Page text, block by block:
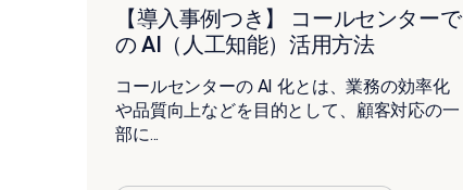
【導入事例つき】 コールセンターで
の AI（人工知能）活用方法
コールセンターの AI 化とは、業務の効率化
や品質向上などを目的として、顧客対応の一
部に...